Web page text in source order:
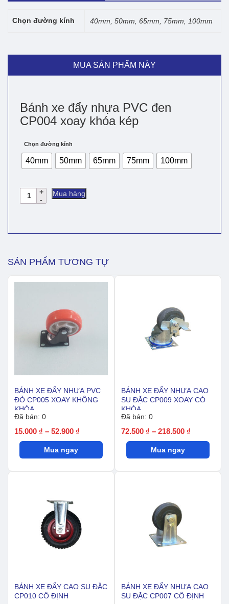
Chọn đường kính 40mm, 50mm, 65mm, 75mm, 100mm
MUA SẢN PHẨM NÀY
Bánh xe đẩy nhựa PVC đen
CP004 xoay khóa kép
Chọn đường kính
40mm 50mm 65mm 75mm 100mm
Bánh
khóa
kép
số
Mua hàng
SẢN PHẨM TƯƠNG TỰ
BÁNH XE ĐẨY NHỰA PVC
ĐỎ CP005 XOAY KHÔNG
KHÓA
Đã bán: 0
15.000 ₫ – 52.900 ₫
giá:
15.000 ₫
Mua ngay
BÁNH XE ĐẨY NHỰA CAO
SU ĐẶC CP009 XOAY CÓ
KHÓA
Đã bán: 0
72.500 ₫ – 218.500 ₫
giá:
72.500 ₫
Mua ngay
BÁNH XE ĐẨY CAO SU ĐẶC
CP010 CỐ ĐỊNH
BÁNH XE ĐẨY NHỰA CAO
SU ĐẶC CP007 CỐ ĐỊNH